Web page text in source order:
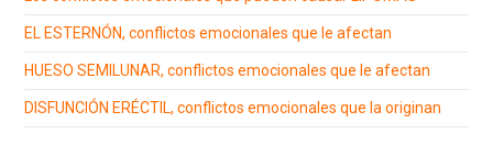
EL ESTERNÓN, conflictos emocionales que le afectan
HUESO SEMILUNAR, conflictos emocionales que le afectan
DISFUNCIÓN ERÉCTIL, conflictos emocionales que la originan